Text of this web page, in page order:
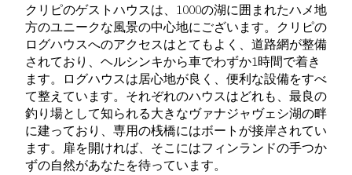
クリピのゲストハウスは、1000の湖に囲まれたハメ地
方のユニークな風景の中心地にございます。クリピの
ログハウスへのアクセスはとてもよく、道路網が整備
されており、ヘルシンキから車でわずか1時間で着き
ます。ログハウスは居心地が良く、便利な設備をすべ
て整えています。それぞれのハウスはどれも、最良の
釣り場として知られる大きなヴァナジャヴェシ湖の畔
に建っており、専用の桟橋にはボートが接岸されてい
ます。扉を開ければ、そこにはフィンランドの手つか
ずの自然があなたを待っています。